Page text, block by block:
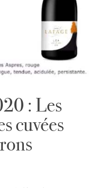
: Les
cuvées